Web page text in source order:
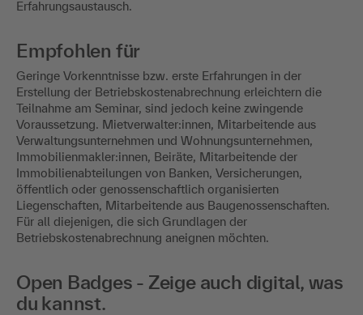
Erfahrungsaustausch.
Empfohlen für
Geringe Vorkenntnisse bzw. erste Erfahrungen in der
Erstellung der Betriebskostenabrechnung erleichtern die
Teilnahme am Seminar, sind jedoch keine zwingende
Voraussetzung. Mietverwalter:innen, Mitarbeitende aus
Verwaltungsunternehmen und Wohnungsunternehmen,
Immobilienmakler:innen, Beiräte, Mitarbeitende der
Immobilienabteilungen von Banken, Versicherungen,
öffentlich oder genossenschaftlich organisierten
Liegenschaften, Mitarbeitende aus Baugenossenschaften.
Für all diejenigen, die sich Grundlagen der
Betriebskostenabrechnung aneignen möchten.
Open Badges - Zeige auch digital, was
du kannst.